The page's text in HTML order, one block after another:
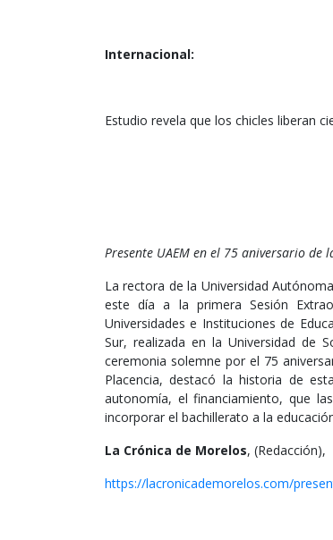
Internacional:
Estudio revela que los chicles liberan
Presente UAEM en el 75 aniversario de
La rectora de la Universidad
este día a la primera Sesión
Universidades e Instituciones de
Sur, realizada en la Universidad de
ceremonia solemne por el 75
Placencia, destacó la historia de
autonomía, el financiamiento, que
incorporar el bachillerato a la
La Crónica de Morelos, (Redacción),
https://lacronicademorelos.com/